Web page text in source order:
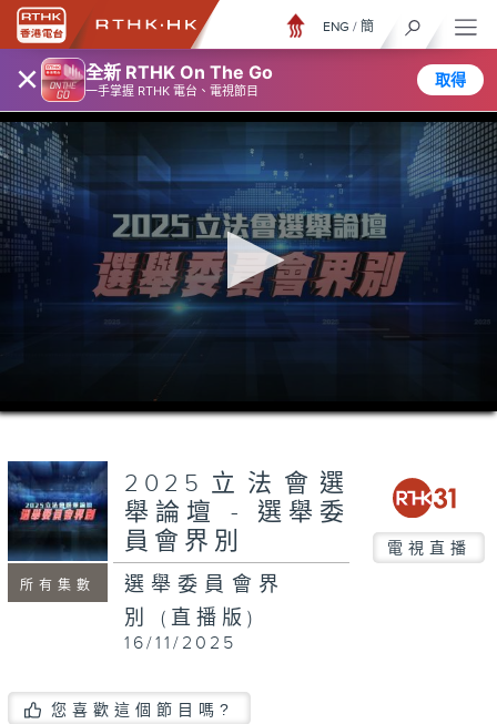
× 全新 RTHK On The Go
一手掌握 RTHK 電台、電視節目
取得
ENG / 簡
seconds
hours,
30
minutes,
50
所有集數
2025立法會選
舉論壇 - 選舉委
員會界別
電視直播
選舉委員會界
別 (直播版)
16/11/2025
您喜歡這個節目嗎?